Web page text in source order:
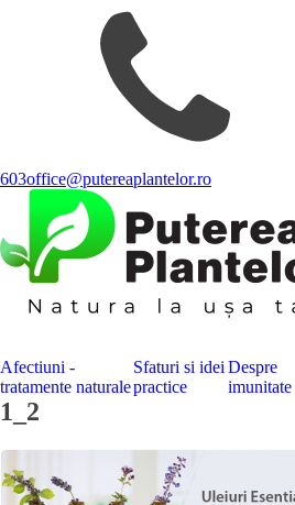
603office@putereaplantelor.ro
Afectiuni -
tratamente naturale
Sfaturi si idei
practice
Despre
imunitate
1_2